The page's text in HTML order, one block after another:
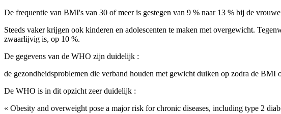
De frequentie van BMI's van 30 of meer is gestegen van 9 % naar 13 % bij de
Steeds vaker krijgen ook kinderen en adolescenten te maken met overgewicht.
zwaarlijvig is, op 10 %.
De gegevens van de WHO zijn duidelijk :
de gezondheidsproblemen die verband houden met gewicht duiken op zodra de BMI
De WHO is in dit opzicht zeer duidelijk :
« Obesity and overweight pose a major risk for chronic diseases, including type 2